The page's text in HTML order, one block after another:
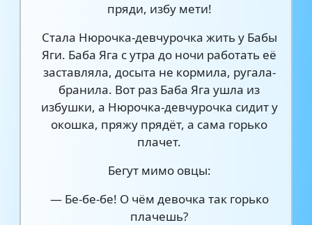
пряди, избу мети!
Стала Нюрочка-девчурочка жить у Бабы
Яги. Баба Яга с утра до ночи работать её
заставляла, досыта не кормила, ругала-
бранила. Вот раз Баба Яга ушла из
избушки, а Нюрочка-девчурочка сидит у
окошка, пряжу прядёт, а сама горько
плачет.
Бегут мимо овцы:
— Бе-бе-бе! О чём девочка так горько
плачешь?